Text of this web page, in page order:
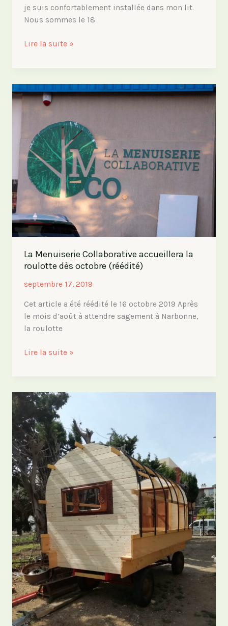
je suis confortablement installée dans mon lit.
Nous sommes le 18
Ramener
Montpellier
:
catastrophe
Lire la suite »
La Menuiserie Collaborative accueillera la
roulotte dès octobre (réédité)
septembre 17, 2019
Cet article a été réédité le 16 octobre 2019 Après
le mois d’août à attendre sagement à Narbonne,
la roulotte
La
la
roulotte
dès
octobre
(réédité)
Lire la suite »